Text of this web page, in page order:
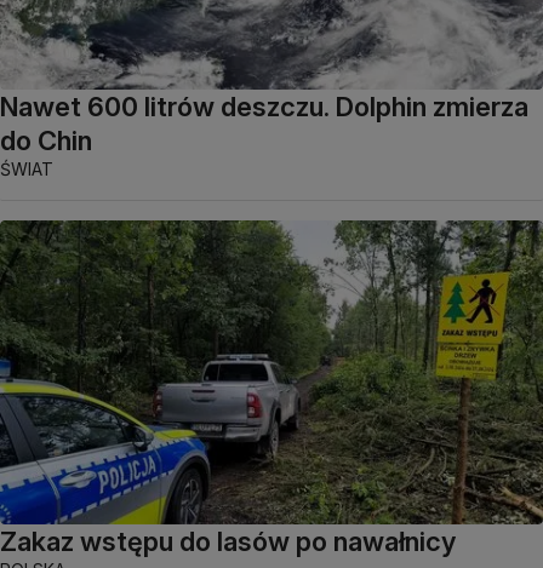
Nawet 600 litrów deszczu. Dolphin zmierza
do Chin
ŚWIAT
Zakaz wstępu do lasów po nawałnicy